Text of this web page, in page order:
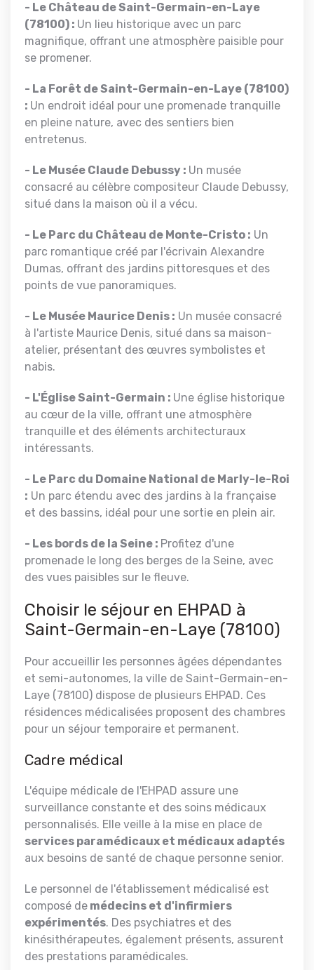
- Le Château de Saint-Germain-en-Laye
(78100) : Un lieu historique avec un parc
magnifique, offrant une atmosphère paisible pour
se promener.
- La Forêt de Saint-Germain-en-Laye (78100)
: Un endroit idéal pour une promenade tranquille
en pleine nature, avec des sentiers bien
entretenus.
- Le Musée Claude Debussy : Un musée
consacré au célèbre compositeur Claude Debussy,
situé dans la maison où il a vécu.
- Le Parc du Château de Monte-Cristo : Un
parc romantique créé par l'écrivain Alexandre
Dumas, offrant des jardins pittoresques et des
points de vue panoramiques.
- Le Musée Maurice Denis : Un musée consacré
à l'artiste Maurice Denis, situé dans sa maison-
atelier, présentant des œuvres symbolistes et
nabis.
- L'Église Saint-Germain : Une église historique
au cœur de la ville, offrant une atmosphère
tranquille et des éléments architecturaux
intéressants.
- Le Parc du Domaine National de Marly-le-Roi
: Un parc étendu avec des jardins à la française
et des bassins, idéal pour une sortie en plein air.
- Les bords de la Seine : Profitez d'une
promenade le long des berges de la Seine, avec
des vues paisibles sur le fleuve.
Choisir le séjour en EHPAD à
Saint-Germain-en-Laye (78100)
Pour accueillir les personnes âgées dépendantes
et semi-autonomes, la ville de Saint-Germain-en-
Laye (78100) dispose de plusieurs EHPAD. Ces
résidences médicalisées proposent des chambres
pour un séjour temporaire et permanent.
Cadre médical
L'équipe médicale de l'EHPAD assure une
surveillance constante et des soins médicaux
personnalisés. Elle veille à la mise en place de
services paramédicaux et médicaux adaptés
aux besoins de santé de chaque personne senior.
Le personnel de l'établissement médicalisé est
composé de médecins et d'infirmiers
expérimentés. Des psychiatres et des
kinésithérapeutes, également présents, assurent
des prestations paramédicales.